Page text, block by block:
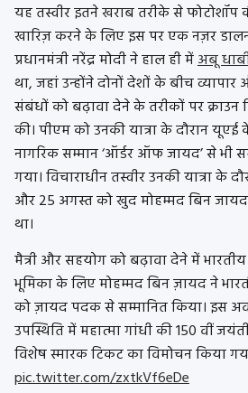
यह तस्वीर इतने खराब तरीके से फोटोशॉप
खारिज़ करने के लिए इस पर एक नज़र डालना
प्रधानमंत्री नरेंद्र मोदी ने हाल ही मेंअबू
था, जहां उन्होंने दोनों देशों के बीच
संबंधों को बढ़ावा देने के तरीकों पर क्राउन
की। पीएम को उनकी यात्रा के दौरान यूएई
नागरिक सम्मान ‘ऑर्डर ऑफ जायद’ से भी
गया। विचाराधीन तस्वीर उनकी यात्रा के
और 25 अगस्त को खुद मोहम्मद बिन जायद
था।
मैत्री और सहयोग को बढ़ावा देने में भारतीय
भूमिका के लिए मोहम्मद बिन ज़ायद ने
को ज़ायद पदक से सम्मानित किया। इस
उपस्थिति में महात्मा गांधी की 150 वीं
विशेष स्मारक टिकट का विमोचन किया
pic.twitter.com/zxtkVf6eDe